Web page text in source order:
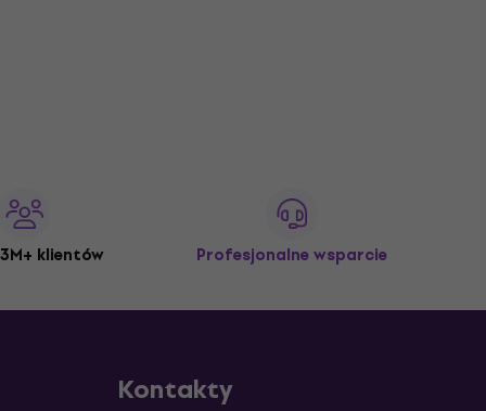
klientów Profesjonalne wsparcie
Kontakty